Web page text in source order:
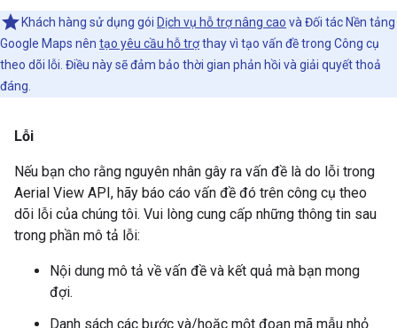
Khách hàng sử dụng gói Dịch vụ hỗ trợ nâng cao và Đối tác Nền tảng
Google Maps nên tạo yêu cầu hỗ trợthay vì tạo vấn đề trong Công cụ
theo dõi lỗi. Điều này sẽ đảm bảo thời gian phản hồi và giải quyết thoả
đáng.
Lỗi
Nếu bạn cho rằng nguyên nhân gây ra vấn đề là do lỗi trong
Aerial View API, hãy báo cáo vấn đề đó trên công cụ theo
dõi lỗi của chúng tôi. Vui lòng cung cấp những thông tin sau
trong phần mô tả lỗi:
Nội dung mô tả về vấn đề và kết quả mà bạn mong
đợi.
Danh sách các bước và/hoặc một đoạn mã mẫu nhỏ